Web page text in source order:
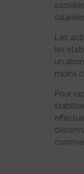
Les
les
un
moins
Pour